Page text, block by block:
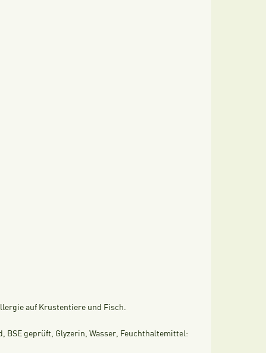
auf Krustentiere und Fisch.
BSE geprüft, Glyzerin, Wasser, Feuchthaltemittel: